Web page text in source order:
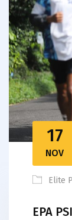
17
NOV
Elite
EPA